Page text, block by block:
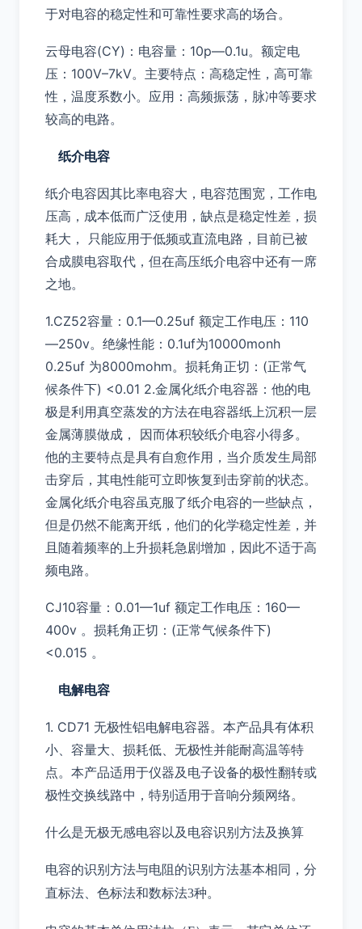
于对电容的稳定性和可靠性要求高的场合。
云母电容(CY)：电容量：10p—0.1u。额定电
压：100V–7kV。主要特点：高稳定性，高可靠
性，温度系数小。应用：高频振荡，脉冲等要求
较高的电路。
纸介电容
纸介电容因其比率电容大，电容范围宽，工作电
压高，成本低而广泛使用，缺点是稳定性差，损
耗大， 只能应用于低频或直流电路，目前已被
合成膜电容取代，但在高压纸介电容中还有一席
之地。
1.CZ52容量：0.1—0.25uf 额定工作电压：110
—250v。绝缘性能：0.1uf为10000monh
0.25uf 为8000mohm。损耗角正切：(正常气
候条件下) <0.01 2.金属化纸介电容器：他的电
极是利用真空蒸发的方法在电容器纸上沉积一层
金属薄膜做成， 因而体积较纸介电容小得多。
他的主要特点是具有自愈作用，当介质发生局部
击穿后，其电性能可立即恢复到击穿前的状态。
金属化纸介电容虽克服了纸介电容的一些缺点，
但是仍然不能离开纸，他们的化学稳定性差，并
且随着频率的上升损耗急剧增加，因此不适于高
频电路。
CJ10容量：0.01—1uf 额定工作电压：160—
400v 。损耗角正切：(正常气候条件下)
<0.015 。
电解电容
1. CD71 无极性铝电解电容器。本产品具有体积
小、容量大、损耗低、无极性并能耐高温等特
点。本产品适用于仪器及电子设备的极性翻转或
极性交换线路中，特别适用于音响分频网络。
什么是无极无感电容以及电容识别方法及换算
电容的识别方法与电阻的识别方法基本相同，分
直标法、色标法和数标法3种。